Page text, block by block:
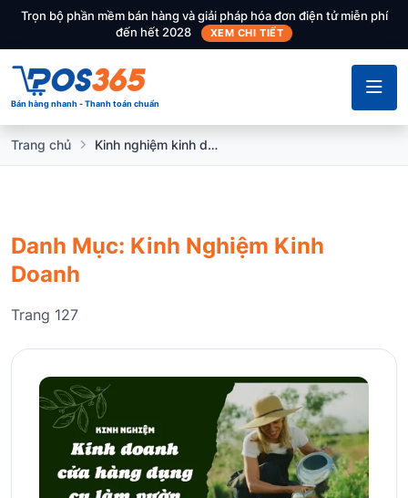
Trọn bộ phần mềm bán hàng và giải pháp hóa đơn điện tử miễn phí
đến hết 2028
XEM CHI TIẾT
Bán hàng nhanh - Thanh toán chuẩn
Trang chủ Kinh nghiệm kinh doanh
Danh Mục: Kinh Nghiệm Kinh
Doanh
Trang 127